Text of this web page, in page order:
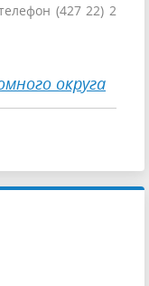
(427 22) 2
округа